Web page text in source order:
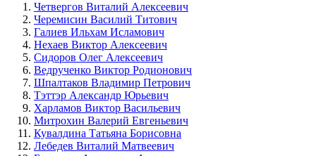
Четвергов Виталий Алексеевич
Черемисин Василий Титович
Галиев Ильхам Исламович
Нехаев Виктор Алексеевич
Сидоров Олег Алексеевич
Ведрученко Виктор Родионович
Шпалтаков Владимир Петрович
Тэттэр Александр Юрьевич
Харламов Виктор Васильевич
Митрохин Валерий Евгеньевич
Кувалдина Татьяна Борисовна
Лебедев Виталий Матвеевич